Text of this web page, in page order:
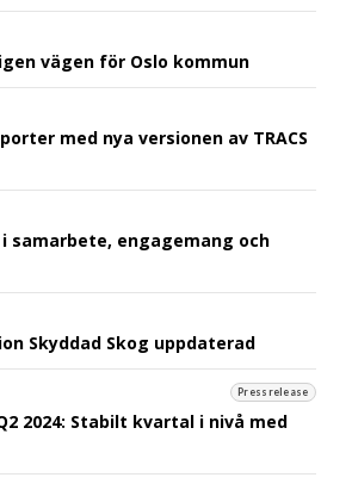
vägen för Oslo kommun
med nya versionen av TRACS
samarbete, engagemang och
Skyddad Skog uppdaterad
Pressrelease
2024: Stabilt kvartal i nivå med